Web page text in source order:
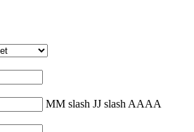
MM slash JJ slash AAAA